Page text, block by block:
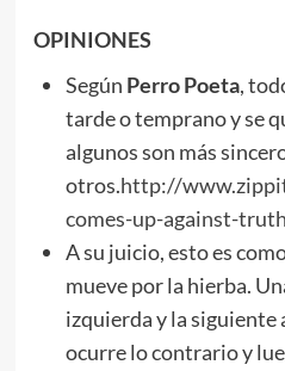
OPINIONES
Según Perro Poeta,
tarde o temprano y se
algunos son más
otros.http://
comes-up-against-
A su juicio, esto es
mueve por la hierba.
izquierda y la siguiente
ocurre lo contrario y